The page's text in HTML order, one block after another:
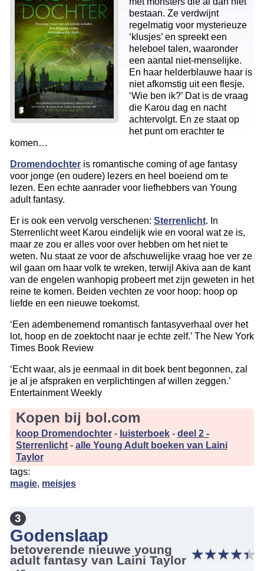
bestaan. Ze verdwijnt
regelmatig voor mysterieuze
‘klusjes’ en spreekt een
heleboel talen, waaronder
een aantal niet-menselijke.
En haar helderblauwe haar is
niet afkomstig uit een flesje.
‘Wie ben ik?’ Dat is de vraag
die Karou dag en nacht
achtervolgt. En ze staat op
het punt om erachter te
komen…
Dromendochter is romantische coming of age fantasy
voor jonge (en oudere) lezers en heel boeiend om te
lezen. Een echte aanrader voor liefhebbers van Young
adult fantasy.
Er is ook een vervolg verschenen: Sterrenlicht. In
Sterrenlicht weet Karou eindelijk wie en vooral wat ze is,
maar ze zou er alles voor over hebben om het niet te
weten. Nu staat ze voor de afschuwelijke vraag hoe ver ze
wil gaan om haar volk te wreken, terwijl Akiva aan de kant
van de engelen wanhopig probeert met zijn geweten in het
reine te komen. Beiden vechten ze voor hoop: hoop op
liefde en een nieuwe toekomst.
‘Een adembenemend romantisch fantasyverhaal over het
lot, hoop en de zoektocht naar je echte zelf.’ The New York
Times Book Review
‘Echt waar, als je eenmaal in dit boek bent begonnen, zal
je al je afspraken en verplichtingen af willen zeggen.’
Entertainment Weekly
Kopen bij bol.com
koop Dromendochter- luisterboek- deel 2 -
Sterrenlicht- alle Young Adult boeken van Laini
Taylor
tags:
magie, meisjes
3
Godenslaap
★★★★★
★★★★★
betoverende nieuwe young
adult fantasy van Laini Taylor